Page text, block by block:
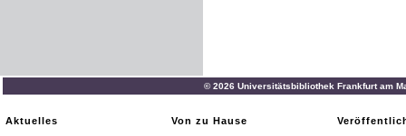
© 2026 Universitätsbibliothek Frankfurt am
Aktuelles
Von zu Hause